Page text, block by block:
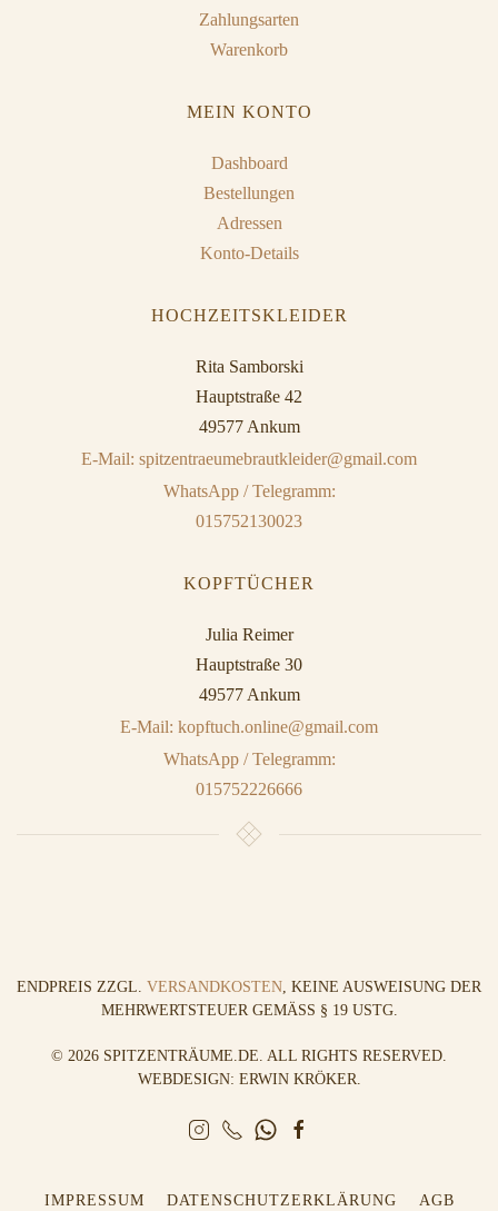
Zahlungsarten
Warenkorb
MEIN KONTO
Dashboard
Bestellungen
Adressen
Konto-Details
HOCHZEITSKLEIDER
Rita Samborski
Hauptstraße 42
49577 Ankum
E-Mail: spitzentraeumebrautkleider@gmail.com
WhatsApp / Telegramm:
015752130023
KOPFTÜCHER
Julia Reimer
Hauptstraße 30
49577 Ankum
E-Mail: kopftuch.online@gmail.com
WhatsApp / Telegramm:
015752226666
ENDPREIS ZZGL. VERSANDKOSTEN, KEINE AUSWEISUNG DER
MEHRWERTSTEUER GEMÄSS § 19 USTG.
© 2026 SPITZENTRÄUME.DE. ALL RIGHTS RESERVED.
WEBDESIGN: ERWIN KRÖKER.
IMPRESSUM DATENSCHUTZERKLÄRUNG AGB